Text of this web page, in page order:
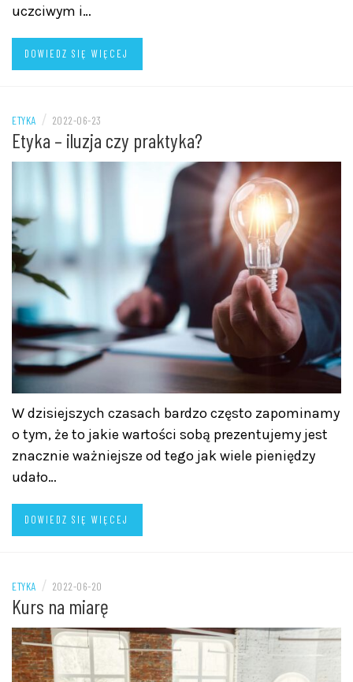
uczciwym i…
DOWIEDZ SIĘ WIĘCEJ
ETYKA / 2022-06-23
Etyka – iluzja czy praktyka?
W dzisiejszych czasach bardzo często zapominamy
o tym, że to jakie wartości sobą prezentujemy jest
znacznie ważniejsze od tego jak wiele pieniędzy
udało…
DOWIEDZ SIĘ WIĘCEJ
ETYKA / 2022-06-20
Kurs na miarę